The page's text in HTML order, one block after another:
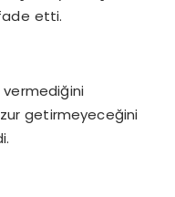
etti.
vermediğini
getirmeyeceğini